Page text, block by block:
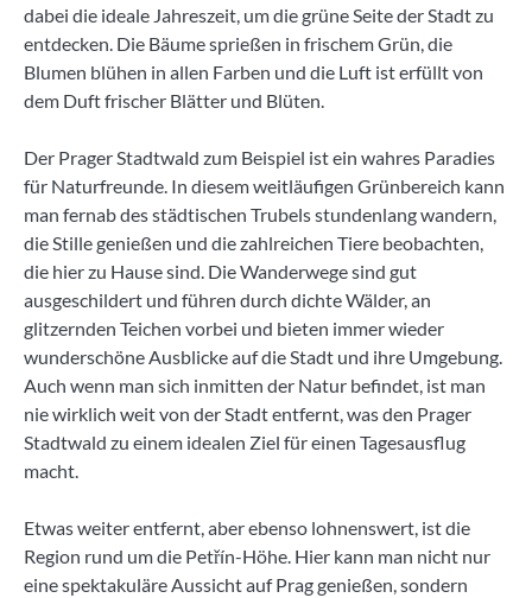
dabei die ideale Jahreszeit, um die grüne Seite der Stadt zu
entdecken. Die Bäume sprießen in frischem Grün, die
Blumen blühen in allen Farben und die Luft ist erfüllt von
dem Duft frischer Blätter und Blüten.
Der Prager Stadtwald zum Beispiel ist ein wahres Paradies
für Naturfreunde. In diesem weitläufigen Grünbereich kann
man fernab des städtischen Trubels stundenlang wandern,
die Stille genießen und die zahlreichen Tiere beobachten,
die hier zu Hause sind. Die Wanderwege sind gut
ausgeschildert und führen durch dichte Wälder, an
glitzernden Teichen vorbei und bieten immer wieder
wunderschöne Ausblicke auf die Stadt und ihre Umgebung.
Auch wenn man sich inmitten der Natur befindet, ist man
nie wirklich weit von der Stadt entfernt, was den Prager
Stadtwald zu einem idealen Ziel für einen Tagesausflug
macht.
Etwas weiter entfernt, aber ebenso lohnenswert, ist die
Region rund um die Petřín-Höhe. Hier kann man nicht nur
eine spektakuläre Aussicht auf Prag genießen, sondern